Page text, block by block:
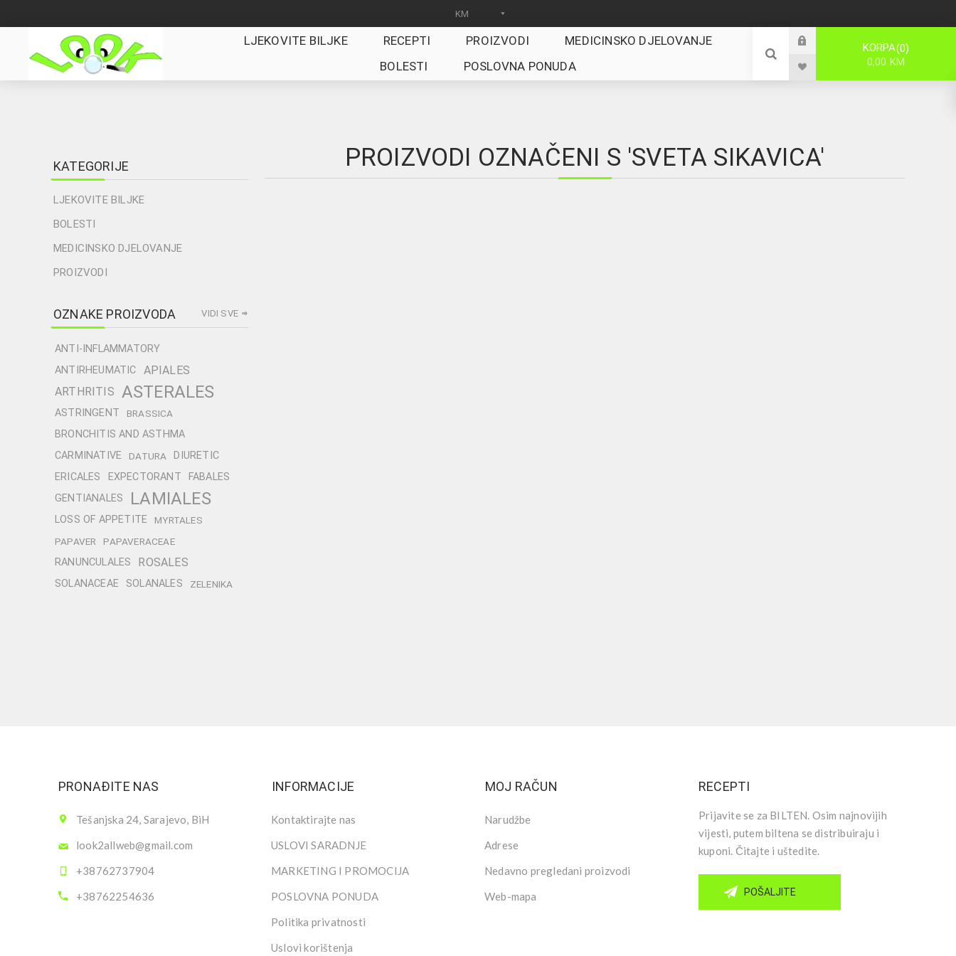
LJEKOVITE BILJKE RECEPTI PROIZVODI
MEDICINSKO DJELOVANJE
BOLESTI
POSLOVNA PONUDA
KORPA 0
0,00 KM
PROIZVODI OZNAČENI S 'SVETA SIKAVICA'
KATEGORIJE
LJEKOVITE BILJKE
BOLESTI
MEDICINSKO DJELOVANJE
PROIZVODI
OZNAKE PROIZVODA
ANTI-INFLAMMATORY
ANTIRHEUMATIC
APIALES
ARTHRITIS ASTERALES
ASTRINGENT BRASSICA
BRONCHITIS AND ASTHMA
CARMINATIVE
DATURA
DIURETIC
ERICALES
EXPECTORANT
FABALES
GENTIANALES
LAMIALES
LOSS OF APPETITE
MYRTALES
PAPAVER
PAPAVERACEAE
RANUNCULALES ROSALES
SOLANACEAE SOLANALES ZELENIKA
VIDI SVE
PRONAĐITE NAS
Tešanjska 24, Sarajevo, BiH
look2allweb@gmail.com
+38762737904
+38762254636
INFORMACIJE
Kontaktirajte nas
USLOVI SARADNJE
MARKETING I PROMOCIJA
POSLOVNA PONUDA
Politika privatnosti
Uslovi korištenja
MOJ RAČUN
Narudžbe
Adrese
Nedavno pregledani proizvodi
Web-mapa
RECEPTI
Prijavite se za BILTEN. Osim najnovijih
vijesti, putem biltena se distribuiraju i
kuponi. Čitajte i uštedite.
POŠALJITE